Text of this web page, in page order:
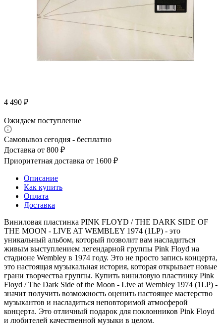
4 490 ₽
Ожидаем поступление
Самовывоз сегодня - бесплатно
Доставка от 800 ₽
Приоритетная доставка от 1600 ₽
Описание
Как купить
Оплата
Доставка
Виниловая пластинка PINK FLOYD / THE DARK SIDE OF
THE MOON - LIVE AT WEMBLEY 1974 (1LP) - это
уникальный альбом, который позволит вам насладиться
живым выступлением легендарной группы Pink Floyd на
стадионе Wembley в 1974 году. Это не просто запись концерта,
это настоящая музыкальная история, которая открывает новые
грани творчества группы. Купить виниловую пластинку Pink
Floyd / The Dark Side of the Moon - Live at Wembley 1974 (1LP) -
значит получить возможность оценить настоящее мастерство
музыкантов и насладиться неповторимой атмосферой
концерта. Это отличный подарок для поклонников Pink Floyd
и любителей качественной музыки в целом.